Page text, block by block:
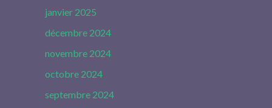
janvier 2025
décembre 2024
novembre 2024
octobre 2024
septembre 2024